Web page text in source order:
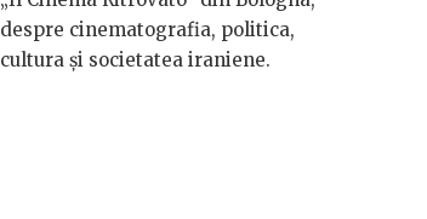
despre cinematografia, politica,
cultura și societatea iraniene.